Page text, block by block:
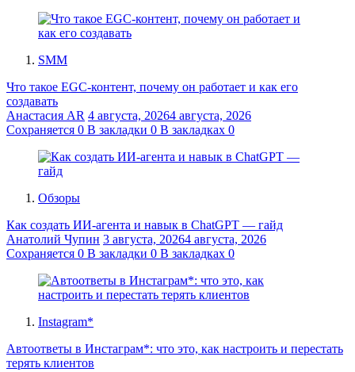
SMM
Что такое EGC-контент, почему он работает и как его
создавать
Анастасия AR 4 августа, 20264 августа, 2026
Сохраняется 0 В закладки 0 В закладках 0
Обзоры
Как создать ИИ-агента и навык в ChatGPT — гайд
Анатолий Чупин 3 августа, 20264 августа, 2026
Сохраняется 0 В закладки 0 В закладках 0
Instagram*
Автоответы в Инстаграм*: что это, как настроить и перестать
терять клиентов